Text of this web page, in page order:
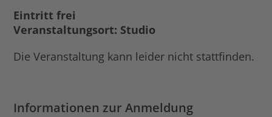
Eintritt frei
Veranstaltungsort: Studio
Die Veranstaltung kann leider nicht stattfinden.
Informationen zur Anmeldung